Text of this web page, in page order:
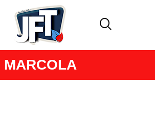
MARCOLA